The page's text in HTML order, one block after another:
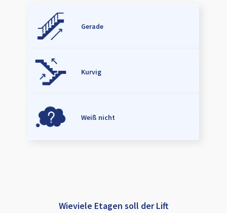
Gerade
Kurvig
Weiß nicht
Wieviele Etagen soll der Lift